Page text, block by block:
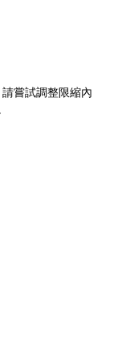
嘗試調整限縮內